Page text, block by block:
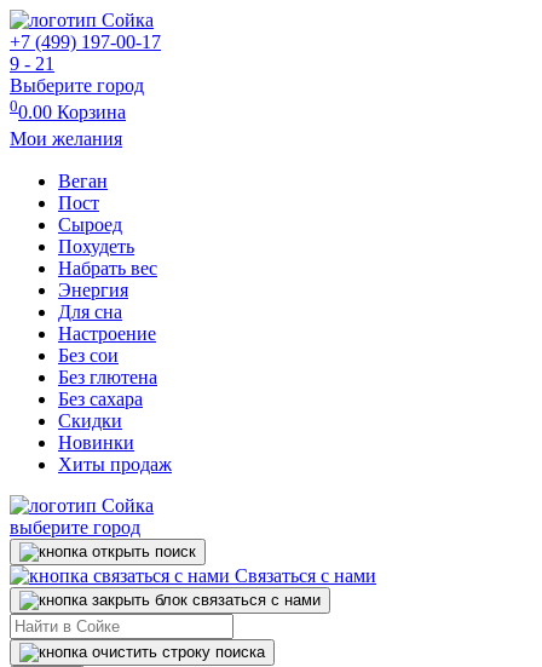
+7 (499) 197-00-17
9 - 21
Выберите город
00.00 Корзина
Мои желания
Веган
Пост
Сыроед
Похудеть
Набрать вес
Энергия
Для сна
Настроение
Без сои
Без глютена
Без сахара
Скидки
Новинки
Хиты продаж
выберите город
Связаться с нами